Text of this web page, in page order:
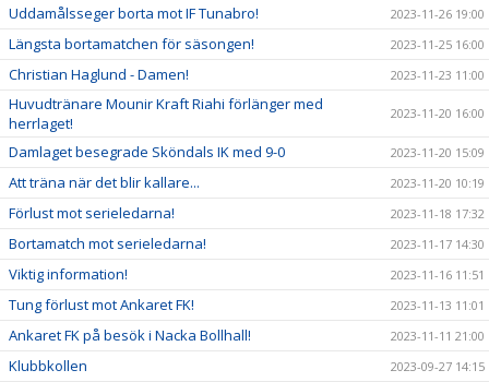
Uddamålsseger borta mot IF Tunabro! 2023-11-26 19:00
Längsta bortamatchen för säsongen! 2023-11-25 16:00
Christian Haglund - Damen! 2023-11-23 11:00
Huvudtränare Mounir Kraft Riahi förlänger med
herrlaget!
2023-11-20 16:00
Damlaget besegrade Sköndals IK med 9-0 2023-11-20 15:09
Att träna när det blir kallare... 2023-11-20 10:19
Förlust mot serieledarna! 2023-11-18 17:32
Bortamatch mot serieledarna! 2023-11-17 14:30
Viktig information! 2023-11-16 11:51
Tung förlust mot Ankaret FK! 2023-11-13 11:01
Ankaret FK på besök i Nacka Bollhall! 2023-11-11 21:00
Klubbkollen 2023-09-27 14:15